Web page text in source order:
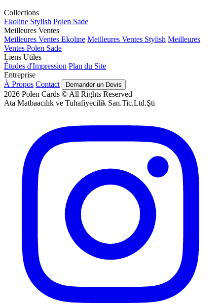
Collections
Ekoline Stylish Polen Sade
Meilleures Ventes
Meilleures Ventes Ekoline Meilleures Ventes Stylish Meilleures
Ventes Polen Sade
Liens Utiles
Études d'Impression Plan du Site
Entreprise
À Propos Contact Demander un Devis
2026 Polen Cards © All Rights Reserved
Ata Matbaacılık ve Tuhafiyecilik San.Tic.Ltd.Şti